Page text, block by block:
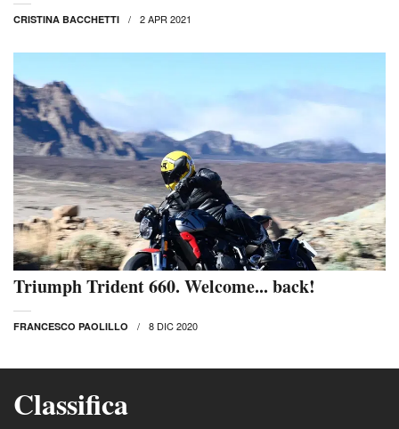
CRISTINA BACCHETTI 2 APR 2021
Triumph Trident 660. Welcome... back!
FRANCESCO PAOLILLO 8 DIC 2020
Classifica